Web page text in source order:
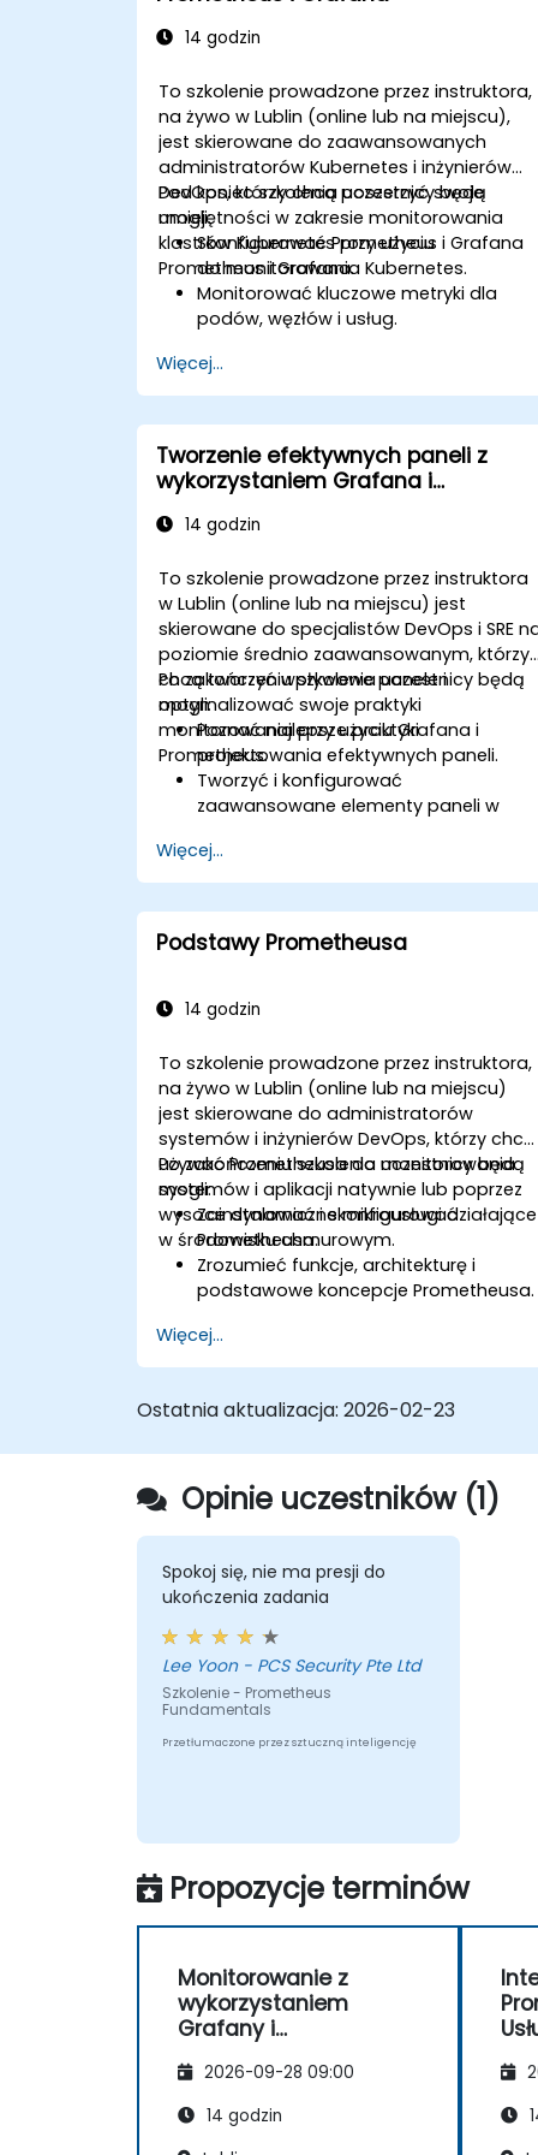
14 godzin
To szkolenie prowadzone przez instruktora,
na żywo w Lublin (online lub na miejscu),
jest skierowane do zaawansowanych
administratorów Kubernetes i inżynierów
DevOps, którzy chcą poszerzyć swoje
umiejętności w zakresie monitorowania
klastrów Kubernetes przy użyciu
Prometheus i Grafana.
Pod koniec szkolenia uczestnicy będą
mogli:
Skonfigurować Prometheus i Grafana
do monitorowania Kubernetes.
Monitorować kluczowe metryki dla
podów, węzłów i usług.
nawigacyjne do wizualizacji stanu i
wydajności klastra.
Wdrażać strategie alertowania w celu
proaktywnego rozwiązywania
problemów.
Stosować najlepsze praktyki w zakresie
skalowania rozwiązań monitorujących
Więcej...
Tworzenie efektywnych paneli z
wykorzystaniem Grafana i
14 godzin
To szkolenie prowadzone przez instruktora
w Lublin (online lub na miejscu) jest
skierowane do specjalistów DevOps i SRE
poziomie średnio zaawansowanym, którzy
chcą tworzyć wpływowe panele i
optymalizować swoje praktyki
monitorowania przy użyciu Grafana i
Prometheus.
Po zakończeniu szkolenia uczestnicy będą
mogli:
Poznać najlepsze praktyki
projektowania efektywnych paneli.
Tworzyć i konfigurować
zaawansowane elementy paneli w
Wykorzystywać szablony Grafana do
tworzenia dynamicznych i
wielokrotnego użytku paneli.
Implementować mechanizmy alertów,
aby zwiększyć świadomość
Więcej...
Podstawy Prometheusa
14 godzin
To szkolenie prowadzone przez instruktora,
na żywo w Lublin (online lub na miejscu)
jest skierowane do administratorów
systemów i inżynierów DevOps, którzy chcą
używać Prometheusa do monitorowania
systemów i aplikacji natywnie lub poprzez
wysoce dynamiczne mikrousługi działające
w środowisku chmurowym.
Po zakończeniu szkolenia uczestnicy będą
mogli:
Zainstalować i skonfigurować
Prometheusa.
Zrozumieć funkcje, architekturę i
podstawowe koncepcje Prometheusa.
danych za pomocą PromQL.
Tworzyć wizualizacje i pulpity
Konfigurować monitorowanie
wydajność systemów i aplikacji.
Włączyć bezpieczną integrację z
zdalnymi punktami końcowymi i
istniejącymi systemami.
Więcej...
Ostatnia aktualizacja: 2026-02-23
Opinie uczestników (1)
Spokoj się, nie ma presji do
ukończenia zadania
Lee Yoon - PCS Security Pte Ltd
Szkolenie - Prometheus
Fundamentals
Przetłumaczone przez sztuczną inteligencję
Propozycje terminów
Monitorowanie z
wykorzystaniem
Grafany i
2026-09-28 09:00
14 godzin